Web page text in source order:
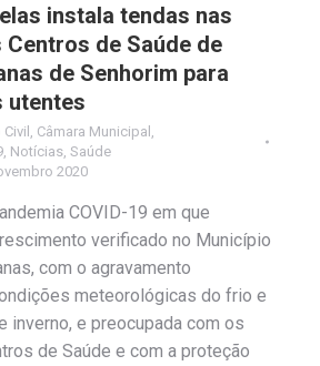
instala tendas nas
de Saúde de
de Senhorim para
utentes
Câmara Municipal
Notícias Saúde
2020
COVID-19 em que
verificado no Município
com o agravamento
meteorológicas do frio e
inverno, e preocupada com os
de Saúde e com a proteção